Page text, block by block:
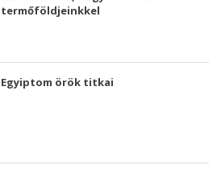
termőföldjeinkkel
Egyiptom örök titkai